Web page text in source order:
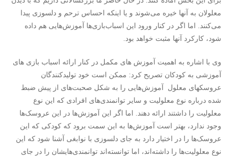
معلولان به آنها خیره می‌شوند و یا اینکه احساس ترحم و دلسوزی پیدا
می‌کنند. اما اگر در کنار ورود این اسباب‌بازی‌ها آموزش‌هایی هم داده
شود، کارکرد آنها مثبت خواهد بود.
وی با اشاره به اهمیت آموزش های مکمل در کنار ارائه اسباب بازی های
آموزشی به کودکان تصریح کرد: ممکن است خود تولیدکنندگان
عروسکهای معلول آموزش‌هایی را به شکل صحبت‌های از پیش ضبط
شده درباره نوع معلولیت و سایر توانمندی‌های افرادی که این نوع
معلولیت را داشتند ارائه دهند. اما اگر این آموزش‌ها در این عروسک‌ها
وجود ندارد، بهتر است آموزش‌ها به این سمت برود که کودکی که این
عروسک‌ها را در اختیار دارد به جای دلسوزی با نوابغی آشنا شود که این
نوع معلولیت‌ها را داشته‌اند، اما توانسته‌اند توانمندی‌هایشان را در جای